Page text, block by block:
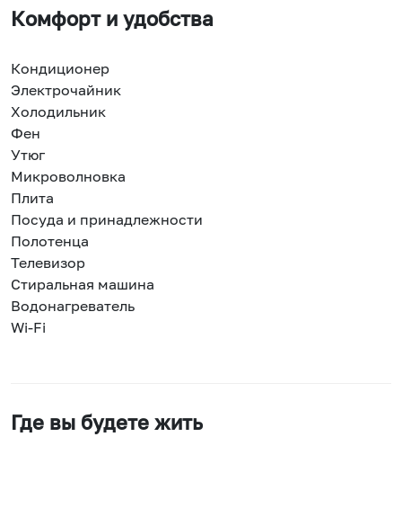
Комфорт и удобства
Кондиционер
Электрочайник
Холодильник
Фен
Утюг
Микроволновка
Плита
Посуда и принадлежности
Полотенца
Телевизор
Стиральная машина
Водонагреватель
Wi-Fi
Где вы будете жить